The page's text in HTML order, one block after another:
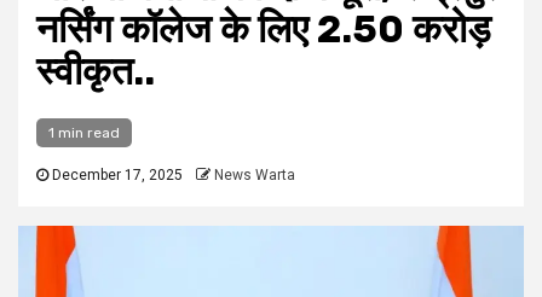
नर्सिंग कॉलेज के लिए ₹2.50 करोड़
स्वीकृत..
1 min read
December 17, 2025 News Warta